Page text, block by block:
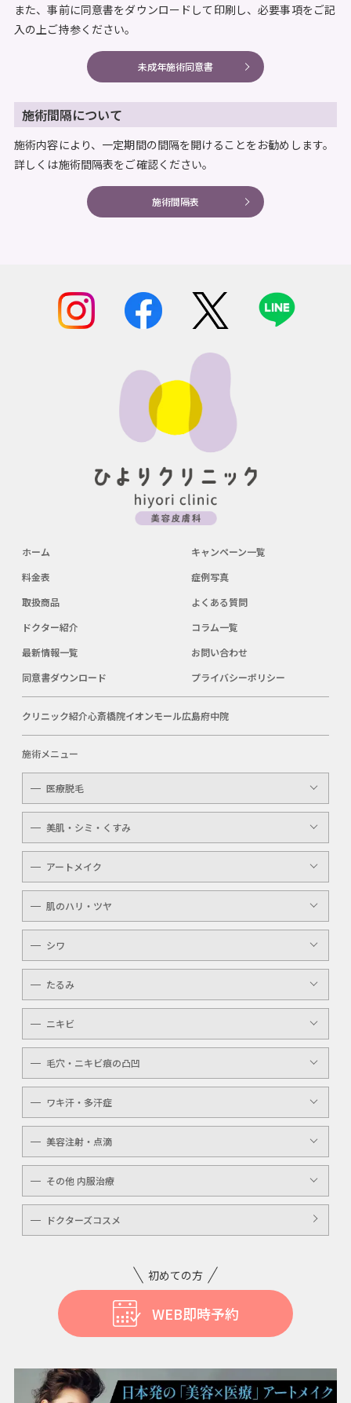
また、事前に同意書をダウンロードして印刷し、必要事項をご記
入の上ご持参ください。
未成年施術同意書
施術間隔について
施術内容により、一定期間の間隔を開けることをお勧めします。
詳しくは施術間隔表をご確認ください。
施術間隔表
初めての方
WEB即時予約
ホーム
キャンペーン一覧
料金表
症例写真
取扱商品
よくある質問
ドクター紹介
コラム一覧
最新情報一覧
お問い合わせ
同意書ダウンロード
プライバシーポリシー
クリニック紹介心斎橋院イオンモール広島府中院
施術メニュー
医療脱毛
レディース
メンズ
キッズ
介護
美肌・シミ・くすみ
レーザートーニング
顔・体のシミ取り
ピコレーザー
アートメイク
眉（アイブロウ）
唇（リップ）
メンズ
アイライン
肌のハリ・ツヤ
YAGシャワー
マッサージピール
ケミカルピーリング
シワ
ボトックスボツラックス
ボトックスビスタ
たるみ
YAGシャワー
ニキビ
レーザートーニング
ケミカルピーリング
毛穴・ニキビ痕の凸凹
YAGシャワー
毛穴洗浄
ワキ汗・多汗症
ボトックスボツラックス
ボトックスビスタ
美容注射・点滴
高濃度ビタミンC点滴
白玉注射・点滴
ニキビ・美肌注射・点滴
その他 内服治療
美白内服治療
ドクターズコスメ